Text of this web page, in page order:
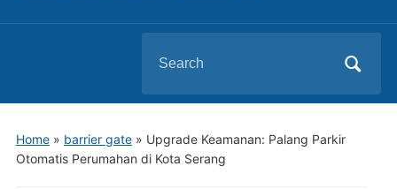
for:
Home» barrier gate» Upgrade Keamanan: Palang Parkir
Otomatis Perumahan di Kota Serang